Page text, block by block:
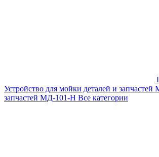
Устройство для мойки деталей и
запчастей МД-101-Н Все категории